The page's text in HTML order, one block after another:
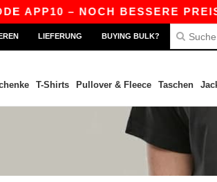
– NOCH BESSERE PREISE IN
LIEFERUNG BUYING BULK?
T-Shirts Pullover & Fleece Taschen